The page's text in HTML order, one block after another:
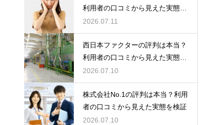
利用者の口コミから見えた実態を
検証
2026.07.11
西日本ファクターの評判は本当？
利用者の口コミから見えた実態を
検証
2026.07.10
株式会社No.1の評判は本当？利用
者の口コミから見えた実態を検証
2026.07.10